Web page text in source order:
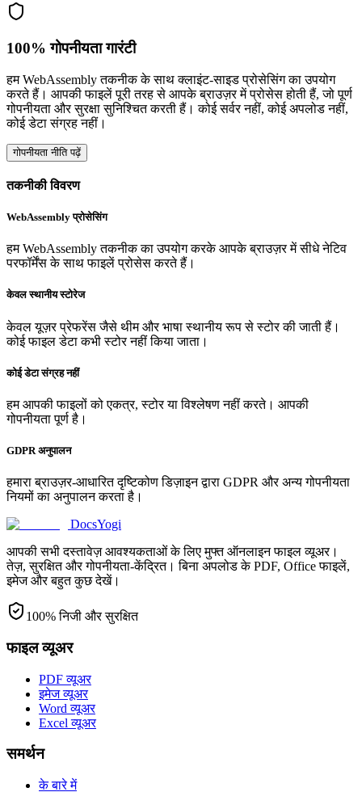
100% गोपनीयता गारंटी
हम WebAssembly तकनीक के साथ क्लाइंट-साइड प्रोसेसिंग का उपयोग
करते हैं। आपकी फाइलें पूरी तरह से आपके ब्राउज़र में प्रोसेस होती हैं, जो पूर्ण
गोपनीयता और सुरक्षा सुनिश्चित करती हैं। कोई सर्वर नहीं, कोई अपलोड नहीं,
कोई डेटा संग्रह नहीं।
गोपनीयता नीति पढ़ें
तकनीकी विवरण
WebAssembly प्रोसेसिंग
हम WebAssembly तकनीक का उपयोग करके आपके ब्राउज़र में सीधे नेटिव
परफॉर्मेंस के साथ फाइलें प्रोसेस करते हैं।
केवल स्थानीय स्टोरेज
केवल यूज़र प्रेफरेंस जैसे थीम और भाषा स्थानीय रूप से स्टोर की जाती हैं।
कोई फाइल डेटा कभी स्टोर नहीं किया जाता।
कोई डेटा संग्रह नहीं
हम आपकी फाइलों को एकत्र, स्टोर या विश्लेषण नहीं करते। आपकी
गोपनीयता पूर्ण है।
GDPR अनुपालन
हमारा ब्राउज़र-आधारित दृष्टिकोण डिज़ाइन द्वारा GDPR और अन्य गोपनीयता
नियमों का अनुपालन करता है।
DocsYogi
आपकी सभी दस्तावेज़ आवश्यकताओं के लिए मुफ्त ऑनलाइन फाइल व्यूअर।
तेज़, सुरक्षित और गोपनीयता-केंद्रित। बिना अपलोड के PDF, Office फाइलें,
इमेज और बहुत कुछ देखें।
100% निजी और सुरक्षित
फाइल व्यूअर
PDF व्यूअर
इमेज व्यूअर
Word व्यूअर
Excel व्यूअर
समर्थन
के बारे में